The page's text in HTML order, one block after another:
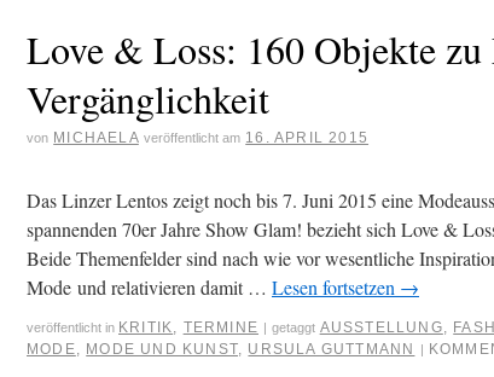
Love & Loss: 160 Objekte
Vergänglichkeit
von MICHAELA veröffentlicht am 16. APRIL 2015
Das Linzer Lentos zeigt noch bis 7. Juni 2015 eine
spannenden 70er Jahre Show Glam! bezieht sich Love &
Beide Themenfelder sind nach wie vor wesentliche
Mode und relativieren damit … Lesen fortsetzen →
veröffentlicht in KRITIK, TERMINE | getaggt AUSSTELLUNG,
MODE, MODE UND KUNST, URSULA GUTTMANN |